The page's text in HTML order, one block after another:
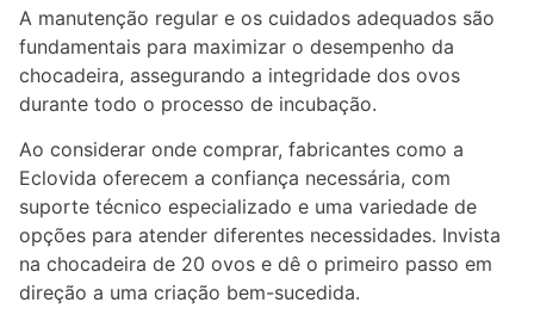
A manutenção regular e os cuidados adequados são
fundamentais para maximizar o desempenho da
chocadeira, assegurando a integridade dos ovos
durante todo o processo de incubação.
Ao considerar onde comprar, fabricantes como a
Eclovida oferecem a confiança necessária, com
suporte técnico especializado e uma variedade de
opções para atender diferentes necessidades. Invista
na chocadeira de 20 ovos e dê o primeiro passo em
direção a uma criação bem-sucedida.